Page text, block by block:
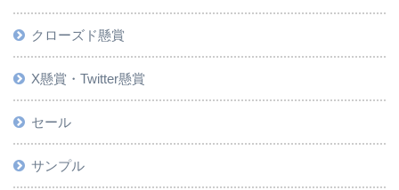
クローズド懸賞
X懸賞・Twitter懸賞
セール
サンプル